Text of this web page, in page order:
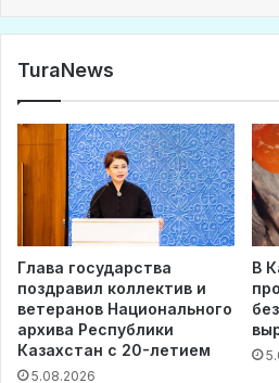
TuraNews
Глава государства
поздравил коллектив и
ветеранов Национального
архива Республики
Казахстан с 20-летием
5.08.2026
В